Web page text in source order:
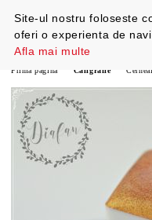
Prima pagină Caligrafie
Site-ul nostru foloseste
oferi o experienta de
Afla mai multe